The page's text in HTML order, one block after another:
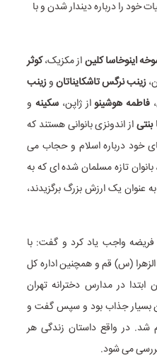
خود را درباره دیندار شدن و با
اینوخاسا کلیناز مکزیک،کوثر
زینب نرگس تاشکایناتانوزینب
فاطمه هوشینواز ژاپن،سکینه و
بنتیاز اندونزی بانوانی هستند که
خود درباره اسلام و حجاب می
تازه مسلمان شده ای که به
عنوان یک ارزش بزرگ برگزیدند،
فریضه واجب یاد کرد و گفت: با
(س) قم و همچنین اداره کل
در مدارس دخترانه تهران
بسیار جذاب بود و سپس گفت و
شد. در واقع داستان زندگی هر
می شود.